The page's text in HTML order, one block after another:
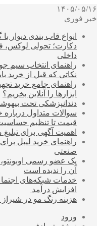
۱۴۰۵/۰۵/۱۶
خبر فوری
انواع قاب بندی دیوار
دکارت؛ تحولی لوکس،
داخلی
راهنمای انتخاب سیم
نکاتی که قبل از خرید
راهنمای جامع خرید
ابزارها را آنلاین بخریم؟
دندانپزشکی تحت
سوالات متداول
قیمت تا تنظیم
اهمیت آگهی برای
راهنمای خرید لیبل
صنعتی
یک عضو رسمی
آن را ندیده است
افزایش درآمد
هزینه رنگ مو در
ورود